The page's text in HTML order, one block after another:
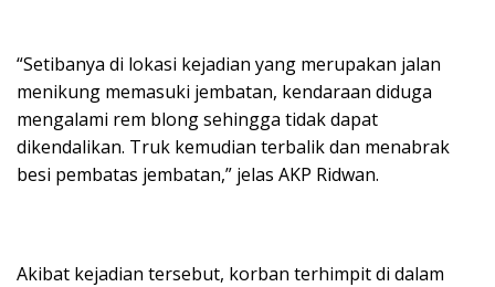
“Setibanya di lokasi kejadian yang merupakan jalan
menikung memasuki jembatan, kendaraan diduga
mengalami rem blong sehingga tidak dapat
dikendalikan. Truk kemudian terbalik dan menabrak
besi pembatas jembatan,” jelas AKP Ridwan.
Akibat kejadian tersebut, korban terhimpit di dalam